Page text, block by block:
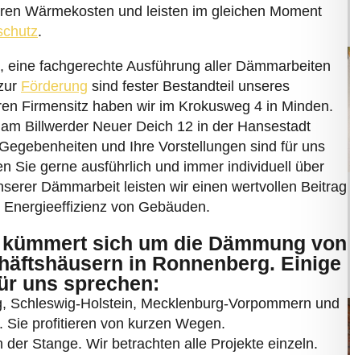
Wärmekosten und leisten im gleichen Moment
.
eine fachgerechte Ausführung aller Dämmarbeiten
Förderung sind fester Bestandteil unseres
Firmensitz haben wir im Krokusweg 4 in Minden.
Billwerder Neuer Deich 12 in der Hansestadt
und Ihre Vorstellungen sind für uns
Sie gerne ausführlich und immer individuell über
Dämmarbeit leisten wir einen wertvollen Beitrag
Energieeffizienz von Gebäuden.
sich um die Dämmung von
in Ronnenberg. Einige
uns sprechen:
Schleswig-Holstein, Mecklenburg-Vorpommern und
Sie profitieren von kurzen Wegen.
der Stange. Wir betrachten alle Projekte einzeln.